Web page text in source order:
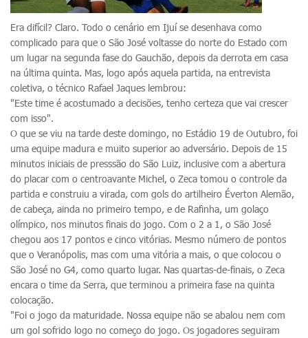
Era difícil? Claro. Todo o cenário em Ijuí se desenhava como
complicado para que o São José voltasse do norte do Estado com
um lugar na segunda fase do Gauchão, depois da derrota em casa
na última quinta. Mas, logo após aquela partida, na entrevista
coletiva, o técnico Rafael Jaques lembrou:
"Este time é acostumado a decisões, tenho certeza que vai crescer
com isso".
O que se viu na tarde deste domingo, no Estádio 19 de Outubro, foi
uma equipe madura e muito superior ao adversário. Depois de 15
minutos iniciais de presssão do São Luiz, inclusive com a abertura
do placar com o centroavante Michel, o Zeca tomou o controle da
partida e construiu a virada, com gols do artilheiro Éverton Alemão,
de cabeça, ainda no primeiro tempo, e de Rafinha, um golaço
olímpico, nos minutos finais do jogo. Com o 2 a 1, o São José
chegou aos 17 pontos e cinco vitórias. Mesmo número de pontos
que o Veranópolis, mas com uma vitória a mais, o que colocou o
São José no G4, como quarto lugar. Nas quartas-de-finais, o Zeca
encara o time da Serra, que terminou a primeira fase na quinta
colocação.
"Foi o jogo da maturidade. Nossa equipe não se abalou nem com
um gol sofrido logo no começo do jogo. Os jogadores seguiram